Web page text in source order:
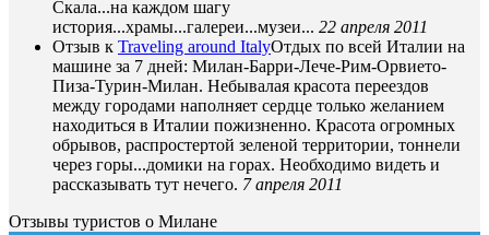
Скала...на каждом шагу
история...храмы...галереи...музеи... 22 апреля 2011
Отзыв к Traveling around ItalyОтдых по всей Италии на
машине за 7 дней: Милан-Барри-Лече-Рим-Орвието-
Пиза-Турин-Милан. Небывалая красота переездов
между городами наполняет сердце только желанием
находиться в Италии пожизненно. Красота огромных
обрывов, распростертой зеленой территории, тоннели
через горы...домики на горах. Необходимо видеть и
рассказывать тут нечего. 7 апреля 2011
Отзывы туристов о Милане